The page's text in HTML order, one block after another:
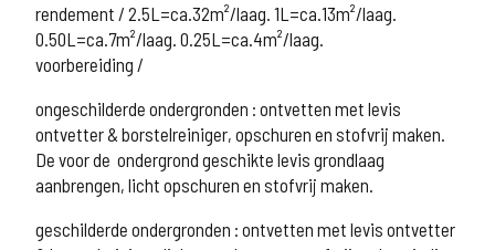
rendement / 2.5L=ca.32m²/laag. 1L=ca.13m²/laag.
0.50L=ca.7m²/laag. 0.25L=ca.4m²/laag.
voorbereiding /
ongeschilderde ondergronden : ontvetten met levis
ontvetter & borstelreiniger, opschuren en stofvrij maken.
De voor de ondergrond geschikte levis grondlaag
aanbrengen, licht opschuren en stofvrij maken.
geschilderde ondergronden : ontvetten met levis ontvetter